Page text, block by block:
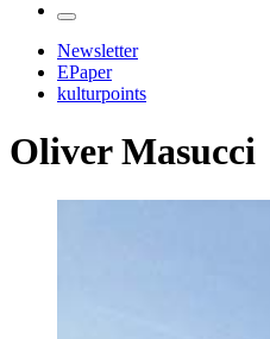
Newsletter
EPaper
kulturpoints
Oliver Masucci